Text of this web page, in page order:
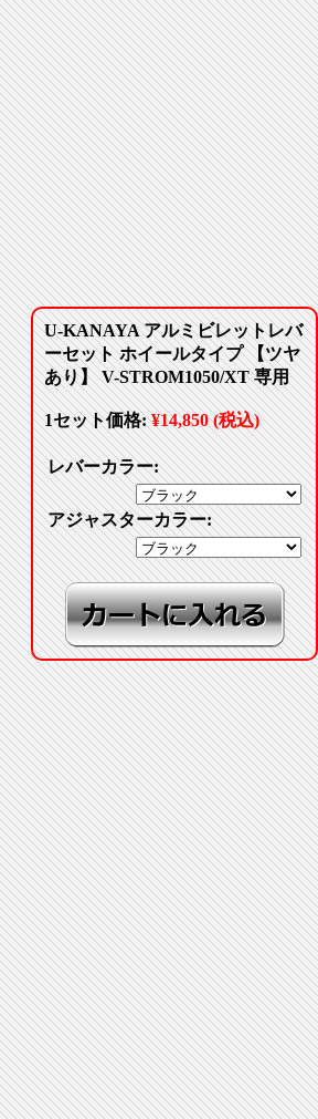
U-KANAYA アルミビレットレバ
ーセット ホイールタイプ 【ツヤ
あり】 V-STROM1050/XT 専用
1セット価格:¥14,850 (税込)
レバーカラー:
アジャスターカラー: